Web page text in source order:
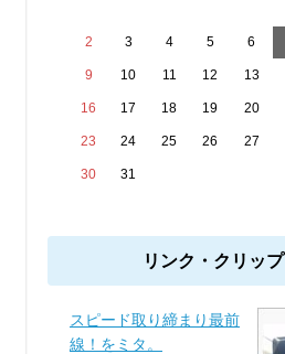
2 3 4 5 6
9 10 11 12 13
16 17 18 19 20
23 24 25 26 27
30 31
リンク・クリップ
スピード取り締まり最前
線！をミタ。